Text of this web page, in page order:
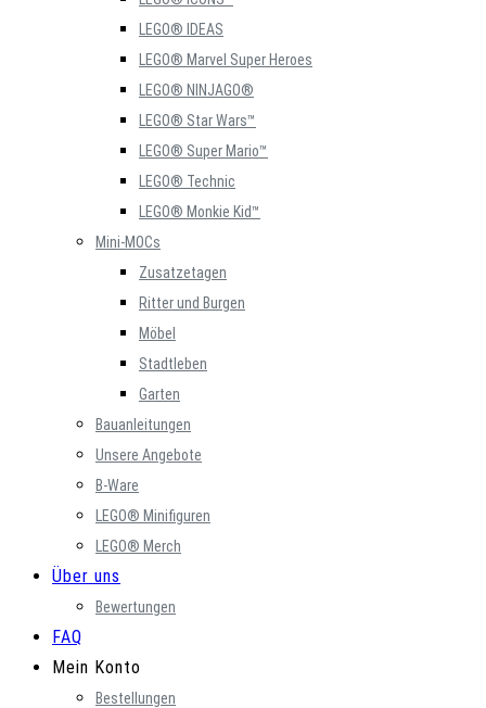
LEGO® IDEAS
LEGO® Marvel Super Heroes
LEGO® NINJAGO®
LEGO® Star Wars™
LEGO® Super Mario™
LEGO® Technic
LEGO® Monkie Kid™
Mini-MOCs
Zusatzetagen
Ritter und Burgen
Möbel
Stadtleben
Garten
Bauanleitungen
Unsere Angebote
B-Ware
LEGO® Minifiguren
LEGO® Merch
Über uns
Bewertungen
FAQ
Mein Konto
Bestellungen